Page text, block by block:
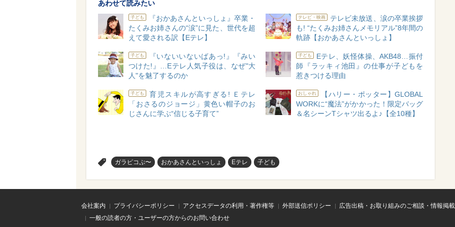
あわせて読みたい
子ども
『おかあさんといっしょ』卒業・
たくみお姉さんの“涙”に見た、世代を超
えて愛される訳【Eテレ】
テレビ・映画
テレビ未放送、涙の卒業挨拶
も! “たくみお姉さんメモリアル”8年間の
軌跡【おかあさんといっしょ】
子ども
『いないいないばあっ!』『みい
つけた!』…Eテレ人気子役は、なぜ"大
人"を魅了するのか
子ども
Eテレ、妖怪体操、AKB48…振付
師『ラッキィ池田』の仕事が子どもを
惹きつける理由
子ども
育児スキルが高すぎる! Ｅテレ
「おさるのジョージ」黄色い帽子のお
じさんに学ぶ“信じる子育て”
おしゃれ
【ハリー・ポッター】GLOBAL
WORKに“魔法”がかかった！限定バッグ
＆名シーンTシャツ出るよ♪【全10種】
ガラピコぷ〜 おかあさんといっしょ Eテレ 子ども
会社案内 プライバシーポリシー アクセスデータの利用・著作権等 外部送信ポリシー
広告出稿・お取り組みのご相談・情報掲
一般の読者の方・ユーザーの方からのお問い合わせ